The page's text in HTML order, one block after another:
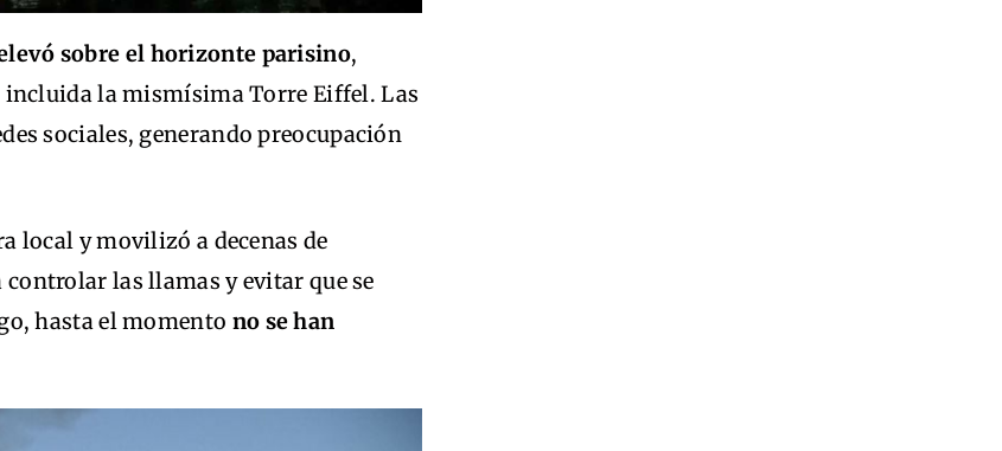
sobre el horizonte parisino,
la mismísima Torre Eiffel. Las
sociales, generando preocupación
local y movilizó a decenas de
las llamas y evitar que se
hasta el momento no se han